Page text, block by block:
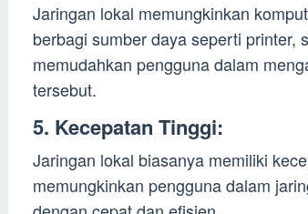
Jaringan lokal memungkinkan
berbagi sumber daya seperti printer,
memudahkan pengguna dalam
tersebut.
5. Kecepatan Tinggi:
Jaringan lokal biasanya memiliki
memungkinkan pengguna dalam